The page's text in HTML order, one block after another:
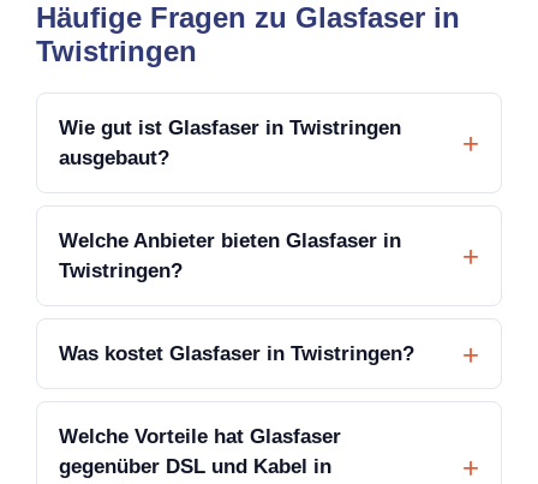
Häufige Fragen zu Glasfaser in
Twistringen
Wie gut ist Glasfaser in Twistringen
ausgebaut?
Welche Anbieter bieten Glasfaser in
Twistringen?
Was kostet Glasfaser in Twistringen?
Welche Vorteile hat Glasfaser
gegenüber DSL und Kabel in